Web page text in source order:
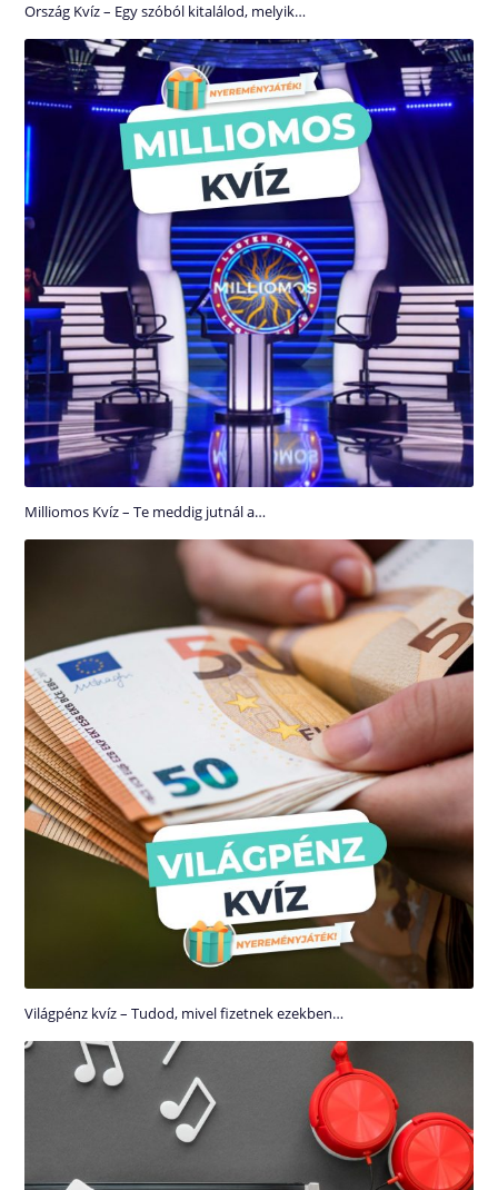
Ország Kvíz – Egy szóból kitalálod, melyik…
Milliomos Kvíz – Te meddig jutnál a…
Világpénz kvíz – Tudod, mivel fizetnek ezekben…